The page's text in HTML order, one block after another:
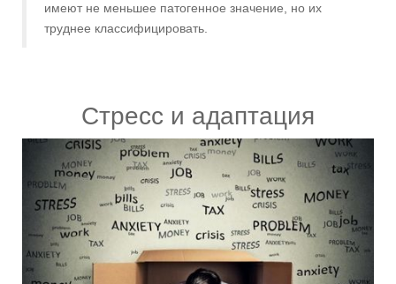
имеют не меньшее патогенное значение, но их
труднее классифицировать.
Стресс и адаптация